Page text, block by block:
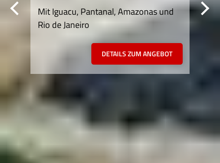
Mit Iguacu, Pantanal, Amazonas und
Rio de Janeiro
DETAILS ZUM ANGEBOT